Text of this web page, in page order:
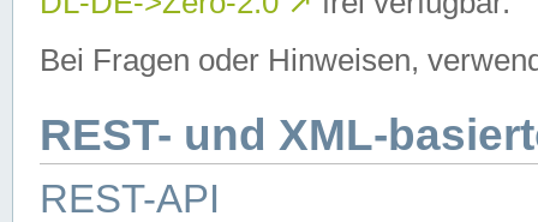
Bei Fragen oder Hinweisen,
REST- und XML-
REST-API